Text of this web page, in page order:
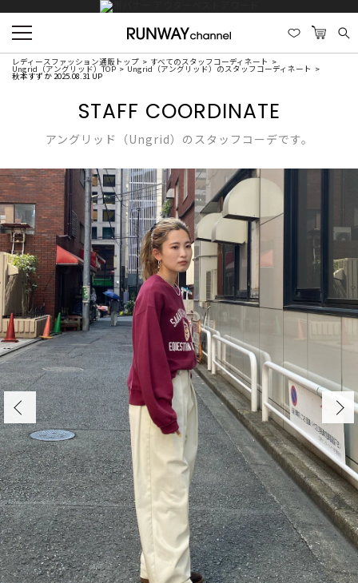
レディースファッション通販トップ すべてのスタッフコーディネート
Ungrid（アングリッド）TOP Ungrid（アングリッド）のスタッフコーディネート
秋本すずか 2025.08.31 UP
STAFF COORDINATE
アングリッド（Ungrid）のスタッフコーデです。